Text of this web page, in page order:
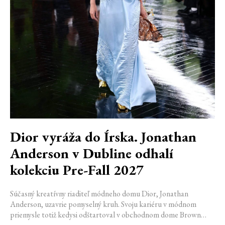
Dior vyráža do Írska. Jonathan
Anderson v Dubline odhalí
kolekciu Pre-Fall 2027
Súčasný kreatívny riaditeľ módneho domu Dior, Jonathan
Anderson, uzavrie pomyselný kruh. Svoju kariéru v módnom
priemysle totiž kedysi odštartoval v obchodnom dome Brown